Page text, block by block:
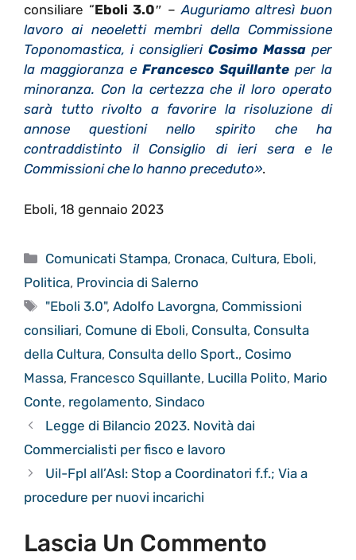
consiliare “Eboli 3.0″ –Auguriamo altresì buon
lavoro ai neoeletti membri della Commissione
Toponomastica, i consiglieri Cosimo Massa per
la maggioranza e Francesco Squillante per la
minoranza. Con la certezza che il loro operato
sarà tutto rivolto a favorire la risoluzione di
annose questioni nello spirito che ha
contraddistinto il Consiglio di ieri sera e le
Commissioni che lo hanno preceduto».
Eboli, 18 gennaio 2023
Categorie
Comunicati Stampa, Cronaca, Cultura, Eboli,
Politica, Provincia di Salerno
Tag
"Eboli 3.0",Adolfo Lavorgna, Commissioni
consiliari, Comune di Eboli, Consulta, Consulta
della Cultura, Consulta dello Sport., Cosimo
Massa, Francesco Squillante, Lucilla Polito, Mario
Conte, regolamento, Sindaco
Legge di Bilancio 2023. Novità dai
Commercialisti per fisco e lavoro
Uil-Fpl all’Asl: Stop a Coordinatori f.f.; Via a
procedure per nuovi incarichi
Lascia Un Commento